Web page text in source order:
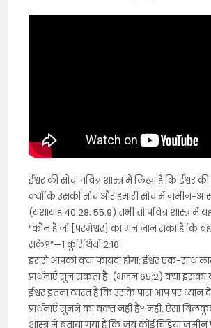
ईश्वर की सोच: पवित्र शास्त्र में लिखा है कि ईश्वर
क्योंकि उसकी सोच और हमारी सोच में ज़मीन-
(यशायाह 40:28; 55:9) तभी तो पवित्र शास्त्र में
“कौन है जो [परमेश्वर] का मन जान सका है कि वह
सके?”—1 कुरिंथियों 2:16.
इससे आपको क्या फायदा होगा: ईश्वर एक-साथ
प्रार्थनाएँ सुन सकता है। (भजन 65:2) क्या
ईश्वर इतना व्यस्त है कि उसके पास आप पर ध्यान
प्रार्थनाएँ सुनने का वक्‍त नहीं है? नहीं, ऐसा
शास्त्र में बताया गया है कि जब कोई चिड़िया ज़मीन